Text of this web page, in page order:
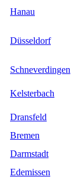
Hanau
Düsseldorf
Schneverdingen
Kelsterbach
Dransfeld
Bremen
Darmstadt
Edemissen